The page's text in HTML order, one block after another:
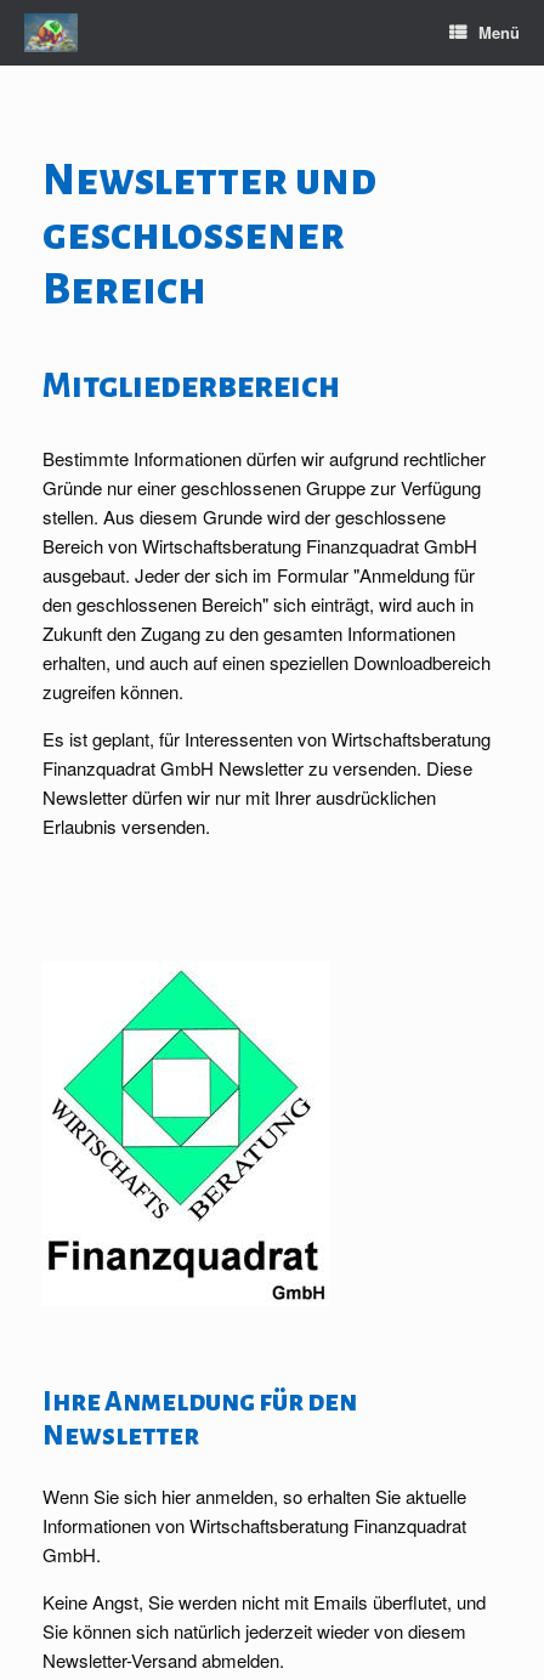
Zum
Inhalt
springen
Menü
Newsletter und
geschlossener
Bereich
Mitgliederbereich
Bestimmte Informationen dürfen wir aufgrund rechtlicher
Gründe nur einer geschlossenen Gruppe zur Verfügung
stellen. Aus diesem Grunde wird der geschlossene
Bereich von Wirtschaftsberatung Finanzquadrat GmbH
ausgebaut. Jeder der sich im Formular "Anmeldung für
den geschlossenen Bereich" sich einträgt, wird auch in
Zukunft den Zugang zu den gesamten Informationen
erhalten, und auch auf einen speziellen Downloadbereich
zugreifen können.
Es ist geplant, für Interessenten von Wirtschaftsberatung
Finanzquadrat GmbH Newsletter zu versenden. Diese
Newsletter dürfen wir nur mit Ihrer ausdrücklichen
Erlaubnis versenden.
Ihre Anmeldung für den
Newsletter
Wenn Sie sich hier anmelden, so erhalten Sie aktuelle
Informationen von Wirtschaftsberatung Finanzquadrat
GmbH.
Keine Angst, Sie werden nicht mit Emails überflutet, und
Sie können sich natürlich jederzeit wieder von diesem
Newsletter-Versand abmelden.